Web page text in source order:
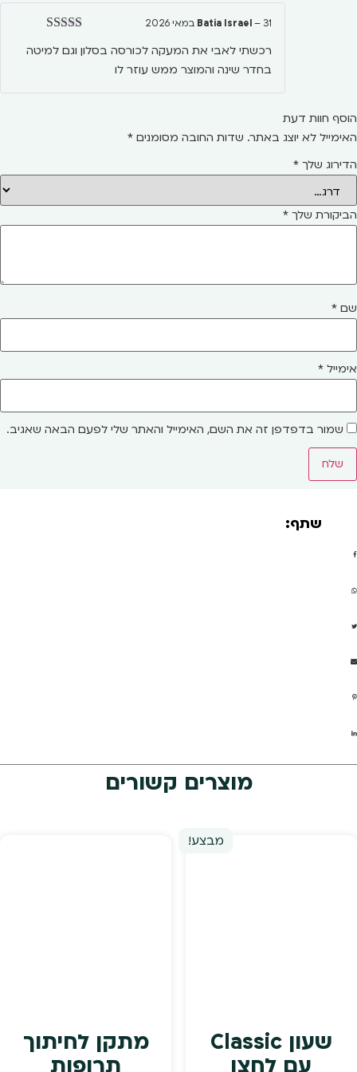
Batia Israel–31 במאי 2026
רכשתי לאבי את המעקה לכורסה בסלון וגם למיטה
בחדר שינה והמוצר ממש עוזר לו
הוסף חוות דעת
האימייל לא יוצג באתר. שדות החובה מסומנים *
הדירוג שלך *
הביקורת שלך *
שם *
אימייל *
שמור בדפדפן זה את השם, האימייל והאתר שלי לפעם הבאה שאגיב.
שתף:
מוצרים קשורים
מבצע!
שעון Classic
מתקן לחיתוך